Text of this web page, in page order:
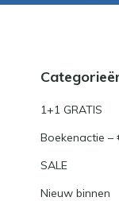
1+1 GRATIS
Boekenactie –
SALE
Nieuw binnen